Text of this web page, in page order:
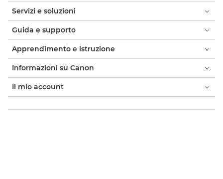
Servizi e soluzioni
Guida e supporto
Apprendimento e istruzione
Informazioni su Canon
Il mio account